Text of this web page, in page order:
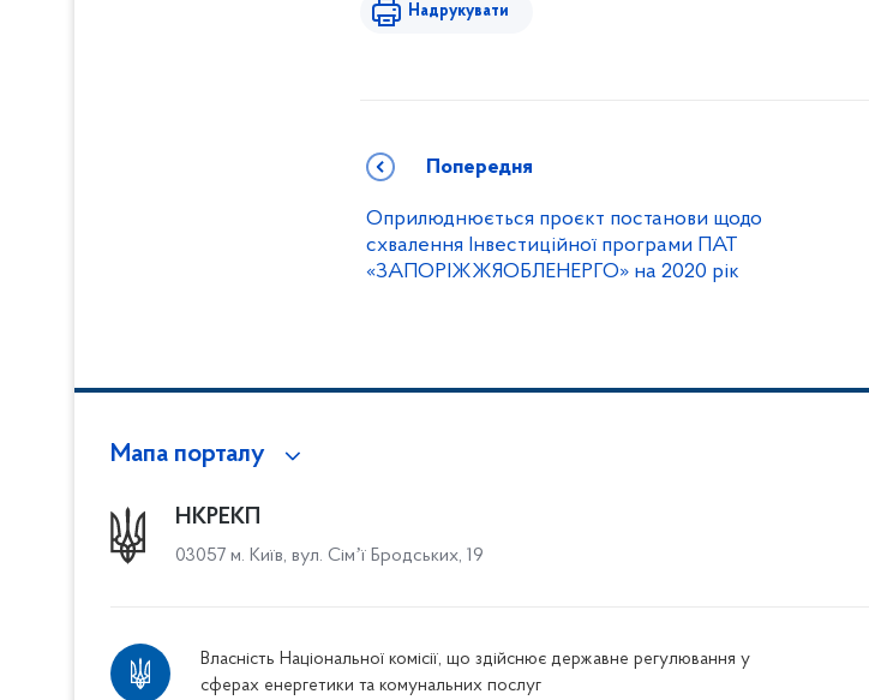
Надрукувати
Попередня
Оприлюднюється проєкт постанови щодо
схвалення Інвестиційної програми ПАТ
«ЗАПОРІЖЖЯОБЛЕНЕРГО» на 2020 рік
Мапа порталу
НКРЕКП
03057 м. Київ, вул. Сімʼї Бродських, 19
Власність Національної комісії, що здійснює державне регулювання у
сферах енергетики та комунальних послуг